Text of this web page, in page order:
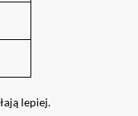
lepiej.